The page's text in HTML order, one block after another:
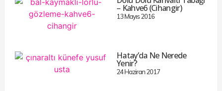
– Kahve6 (Cihangir)
13 Mayıs 2016
Hatay’da Ne Nerede
Yenir?
24 Haziran 2017